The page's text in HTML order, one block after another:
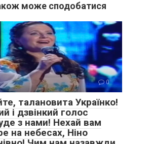
може сподобатися
0
талановита Українко!
і дзвінкий голос
з нами! Нехай вам
на небесах, Ніно